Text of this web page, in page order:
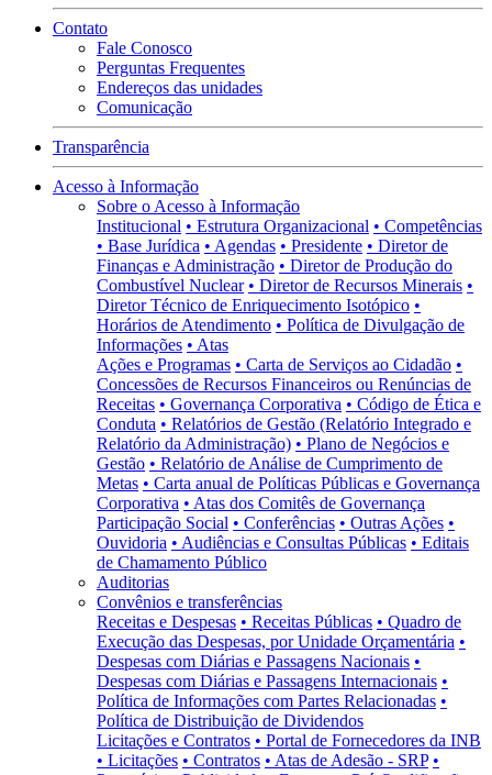
Contato
Fale Conosco
Perguntas Frequentes
Endereços das unidades
Comunicação
Transparência
Acesso à Informação
Sobre o Acesso à Informação
Institucional • Estrutura Organizacional • Competências
• Base Jurídica • Agendas • Presidente • Diretor de
Finanças e Administração • Diretor de Produção do
Combustível Nuclear • Diretor de Recursos Minerais •
Diretor Técnico de Enriquecimento Isotópico •
Horários de Atendimento • Política de Divulgação de
Informações • Atas
Ações e Programas • Carta de Serviços ao Cidadão •
Concessões de Recursos Financeiros ou Renúncias de
Receitas • Governança Corporativa • Código de Ética e
Conduta • Relatórios de Gestão (Relatório Integrado e
Relatório da Administração) • Plano de Negócios e
Gestão • Relatório de Análise de Cumprimento de
Metas • Carta anual de Políticas Públicas e Governança
Corporativa • Atas dos Comitês de Governança
Participação Social • Conferências • Outras Ações •
Ouvidoria • Audiências e Consultas Públicas • Editais
de Chamamento Público
Auditorias
Convênios e transferências
Receitas e Despesas • Receitas Públicas • Quadro de
Execução das Despesas, por Unidade Orçamentária •
Despesas com Diárias e Passagens Nacionais •
Despesas com Diárias e Passagens Internacionais •
Política de Informações com Partes Relacionadas •
Política de Distribuição de Dividendos
Licitações e Contratos • Portal de Fornecedores da INB
• Licitações • Contratos • Atas de Adesão - SRP •